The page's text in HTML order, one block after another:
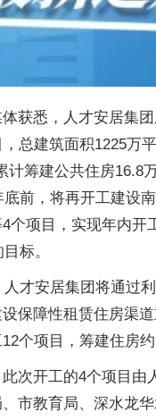
获悉，人才安居集
总建筑面积1225万
计筹建公共住房16.8
前，将再开工建设南
个项目，实现年内开
标。
人才安居集团将通过
保障性租赁住房渠
个项目，筹建住房约
次开工的4个项目由
市教育局、深水龙